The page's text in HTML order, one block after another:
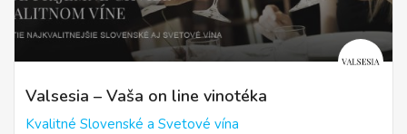
Valsesia – Vaša on line vinotéka
Kvalitné Slovenské a Svetové vína